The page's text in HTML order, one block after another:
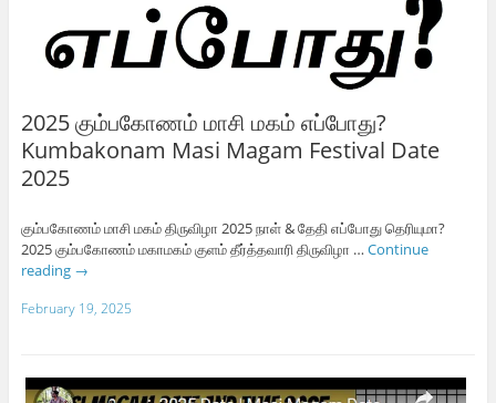
2025 கும்பகோணம் மாசி மகம் எப்போது?
Kumbakonam Masi Magam Festival Date
2025
கும்பகோணம் மாசி மகம் திருவிழா 2025 நாள் & தேதி எப்போது தெரியுமா?
2025 கும்பகோணம் மகாமகம் குளம் தீர்த்தவாரி திருவிழா … Continue
reading →
February 19, 2025